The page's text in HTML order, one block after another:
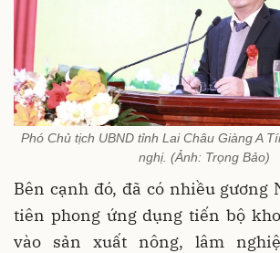
Phó Chủ tịch UBND tỉnh Lai Châu Giàng A
nghị. (Ảnh: Trọng Bảo)
Bên cạnh đó, đã có nhiều gương
tiên phong ứng dụng tiến bộ
vào sản xuất nông, lâm